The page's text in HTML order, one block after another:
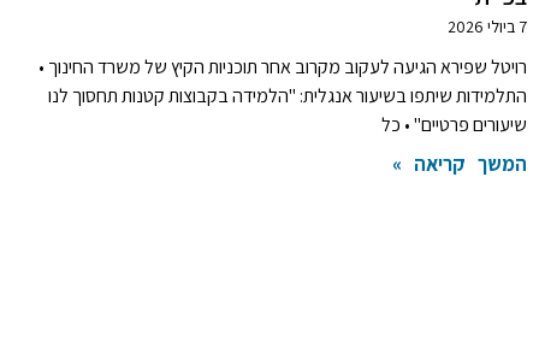
7 ביולי 2026
רויטל שפירא הגיעה לעקוב מקרוב אחר תוכניות הקיץ של משרד החינוך •
התלמידות שיתפו בשיעור אנגלית: "הלמידה בקבוצות קטנות תחסוך לנו
שיעורים פרטיים" • כל
המשך קריאה »